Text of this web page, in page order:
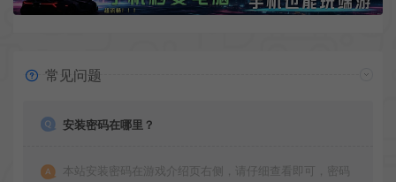
常见问题
安装密码在哪里？
本站安装密码在游戏介绍页右侧，请仔细查看即可，密码